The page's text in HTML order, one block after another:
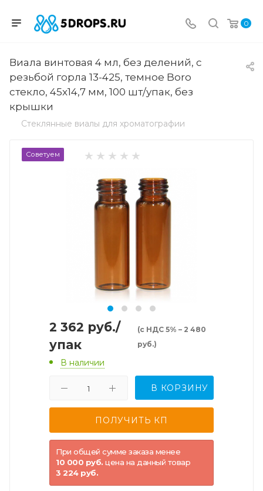
0
Виала винтовая 4 мл, без делений, с
резьбой горла 13-425, темное Boro
стекло, 45x14,7 мм, 100 шт/упак, без
крышки
Стеклянные виалы для хроматографии
Советуем
2 362 руб./
упак
(с НДС 5% – 2 480
руб.)
В наличии
В КОРЗИНУ
При общей сумме заказа менее
10 000 руб. цена на данный товар
3 224 руб.